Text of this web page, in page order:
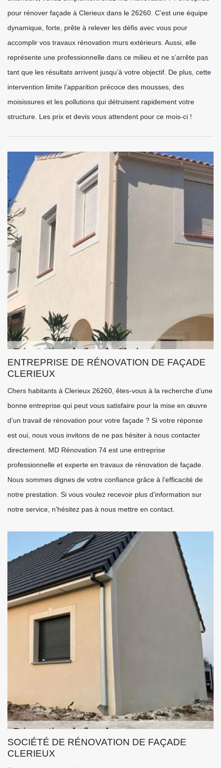
pour rénover façade à Clerieux dans le 26260. C’est une équipe
dynamique, forte, prête à relever les défis avec vous pour
accomplir vos travaux rénovation murs extérieurs. Aussi, elle
représente une professionnelle dans ce milieu et ne s’arrête pas
tant que les résultats arrivent jusqu’à votre objectif. De plus, cette
intervention limite l’apparition précoce des mousses, des
moisissures et les pollutions qui détruisent rapidement votre
structure. Les prix et devis vous attendent pour ce mois-ci !
ENTREPRISE DE RÉNOVATION DE FAÇADE
CLERIEUX
Chers habitants à Clerieux 26260, êtes-vous à la recherche d’une
bonne entreprise qui peut vous satisfaire pour la mise en œuvre
d’un travail de rénovation pour votre façade ? Si votre réponse
est oui, nous vous invitons de ne pas hésiter à nous contacter
directement. MD Rénovation 74 est une entreprise
professionnelle et experte en travaux de rénovation de façade.
Nous sommes dignes de votre confiance grâce à l’efficacité de
notre prestation. Si vous voulez recevoir plus d’information sur
notre service, n’hésitez pas à nous mettre en contact.
SOCIÉTÉ DE RÉNOVATION DE FAÇADE
CLERIEUX